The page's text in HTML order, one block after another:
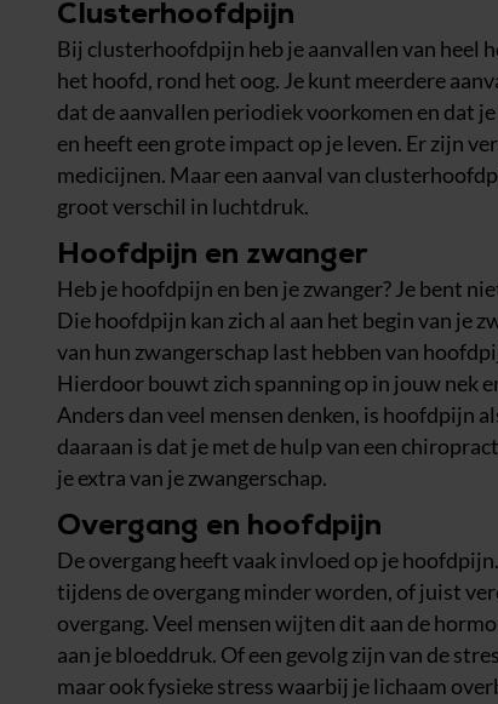
Clusterhoofdpijn
Bij clusterhoofdpijn heb je aanvallen van heel
het hoofd, rond het oog. Je kunt meerdere
dat de aanvallen periodiek voorkomen en dat
en heeft een grote impact op je leven. Er zijn
medicijnen. Maar een aanval van
groot verschil in luchtdruk.
Hoofdpijn en zwanger
Heb je hoofdpijn en ben je zwanger? Je bent
Die hoofdpijn kan zich al aan het begin van je
van hun zwangerschap last hebben van
Hierdoor bouwt zich spanning op in jouw nek
Anders dan veel mensen denken, is hoofdpijn
daaraan is dat je met de hulp van een
je extra van je zwangerschap.
Overgang en hoofdpijn
De overgang heeft vaak invloed op je
tijdens de overgang minder worden, of juist
overgang. Veel mensen wijten dit aan de
aan je bloeddruk. Of een gevolg zijn van de
maar ook fysieke stress waarbij je lichaam